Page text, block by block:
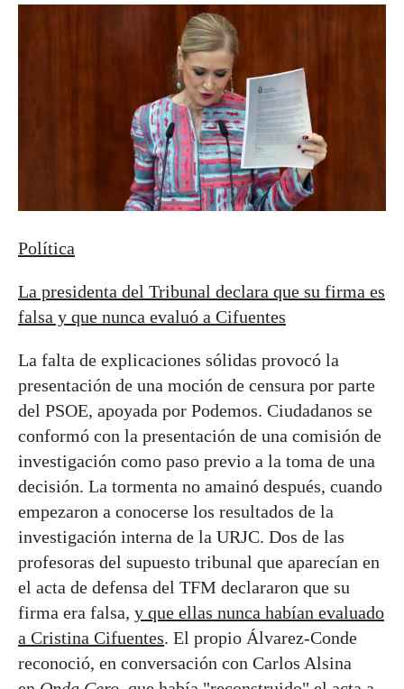
Política
La presidenta del Tribunal declara que su firma es
falsa y que nunca evaluó a Cifuentes
La falta de explicaciones sólidas provocó la
presentación de una moción de censura por parte
del PSOE, apoyada por Podemos. Ciudadanos se
conformó con la presentación de una comisión de
investigación como paso previo a la toma de una
decisión. La tormenta no amainó después, cuando
empezaron a conocerse los resultados de la
investigación interna de la URJC. Dos de las
profesoras del supuesto tribunal que aparecían en
el acta de defensa del TFM declararon que su
firma era falsa, y que ellas nunca habían evaluado
a Cristina Cifuentes. El propio Álvarez-Conde
reconoció, en conversación con Carlos Alsina